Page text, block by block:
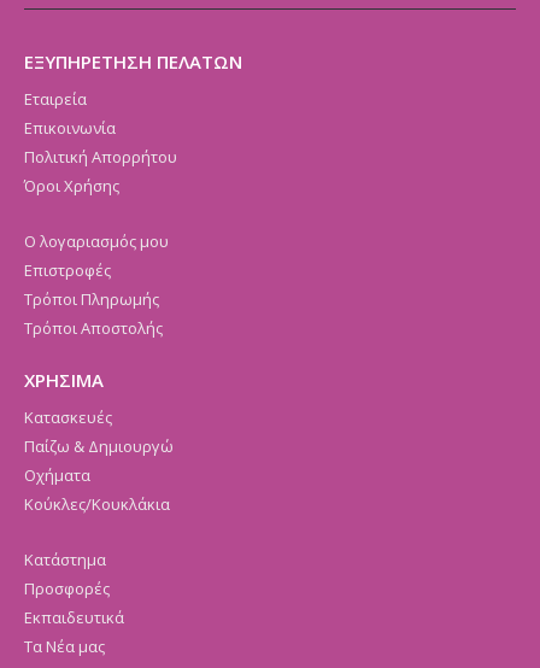
ΕΞΥΠΗΡΕΤΗΣΗ ΠΕΛΑΤΩΝ
Εταιρεία
Επικοινωνία
Πολιτική Απορρήτου
Όροι Χρήσης
Ο λογαριασμός μου
Επιστροφές
Τρόποι Πληρωμής
Τρόποι Αποστολής
ΧΡΗΣΙΜΑ
Κατασκευές
Παίζω & Δημιουργώ
Οχήματα
Κούκλες/Κουκλάκια
Κατάστημα
Προσφορές
Εκπαιδευτικά
Τα Νέα μας